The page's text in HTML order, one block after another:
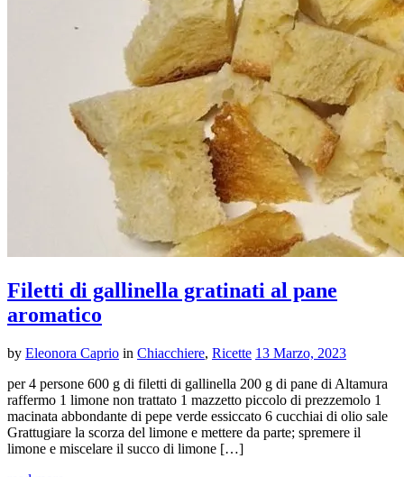
Filetti di gallinella gratinati al pane
aromatico
by Eleonora Caprio in Chiacchiere, Ricette 13 Marzo, 2023
per 4 persone 600 g di filetti di gallinella 200 g di pane di Altamura
raffermo 1 limone non trattato 1 mazzetto piccolo di prezzemolo 1
macinata abbondante di pepe verde essiccato 6 cucchiai di olio sale
Grattugiare la scorza del limone e mettere da parte; spremere il
limone e miscelare il succo di limone […]